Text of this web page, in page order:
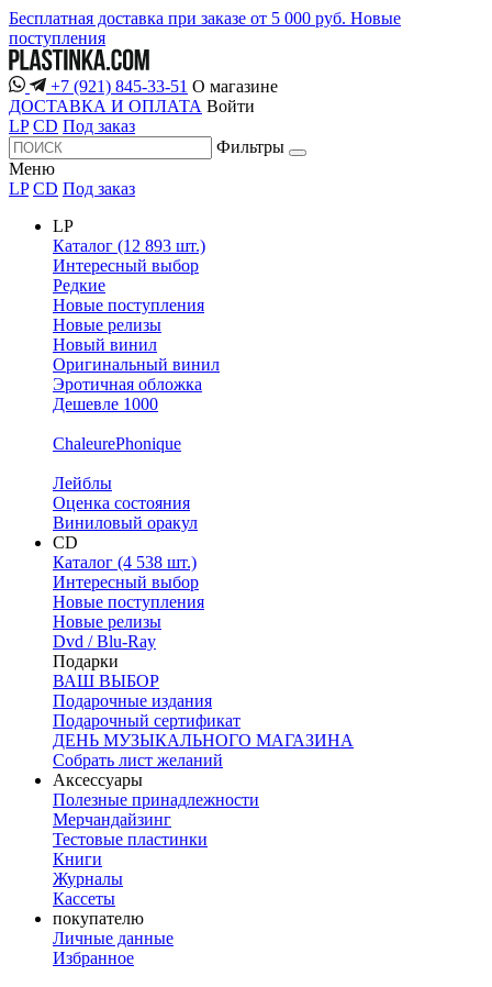
Бесплатная доставка при заказе от 5 000 руб. Новые
поступления
+7 (921) 845-33-51 О магазине
ДОСТАВКА И ОПЛАТА Войти
LP CD Под заказ
Фильтры
Меню
LP CD Под заказ
LP
Каталог (12 893 шт.)
Интересный выбор
Редкие
Новые поступления
Новые релизы
Новый винил
Оригинальный винил
Эротичная обложка
Дешевле 1000
ChaleurePhonique
Лейблы
Оценка состояния
Виниловый оракул
CD
Каталог (4 538 шт.)
Интересный выбор
Новые поступления
Новые релизы
Dvd / Blu-Ray
Подарки
ВАШ ВЫБОР
Подарочные издания
Подарочный сертификат
ДЕНЬ МУЗЫКАЛЬНОГО МАГАЗИНА
Собрать лист желаний
Аксессуары
Полезные принадлежности
Мерчандайзинг
Тестовые пластинки
Книги
Журналы
Кассеты
покупателю
Личные данные
Избранное